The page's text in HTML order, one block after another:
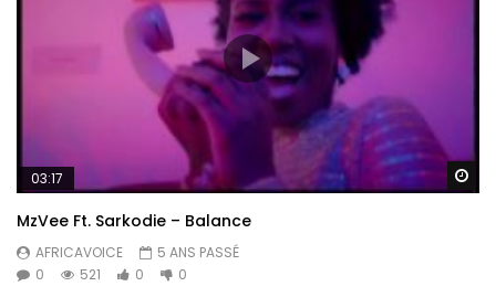
03:17
MzVee Ft. Sarkodie – Balance
AFRICAVOICE
5 ANS PASSÉ
0
521 0 0